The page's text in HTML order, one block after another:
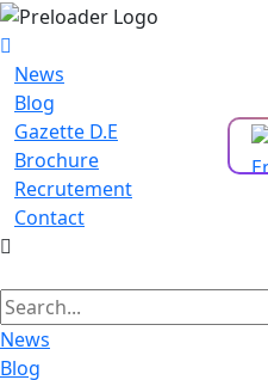
News
Blog
Gazette D.E
Brochure
Recrutement
Contact
News
Blog